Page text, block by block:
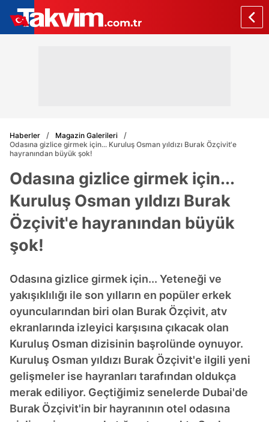
Haberler
Magazin Galerileri
Odasına gizlice girmek için... Kuruluş Osman yıldızı Burak Özçivit'e
hayranından büyük şok!
Odasına gizlice girmek için...
Kuruluş Osman yıldızı Burak
Özçivit'e hayranından büyük
şok!
Odasına gizlice girmek için... Yeteneği ve
yakışıklılığı ile son yılların en popüler erkek
oyuncularından biri olan Burak Özçivit, atv
ekranlarında izleyici karşısına çıkacak olan
Kuruluş Osman dizisinin başrolünde oynuyor.
Kuruluş Osman yıldızı Burak Özçivit'e ilgili yeni
gelişmeler ise hayranları tarafından oldukça
merak ediliyor. Geçtiğimiz senelerde Dubai'de
Burak Özçivit'in bir hayranının otel odasına